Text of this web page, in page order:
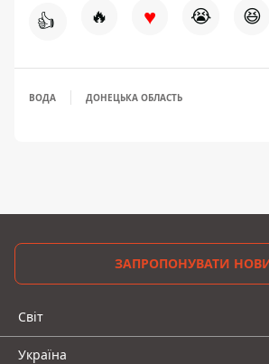
👍 🔥 ♥ 😭 😆
ВОДА ДОНЕЦЬКА ОБЛАСТЬ
ЗАПРОПОНУВАТИ
Світ
Україна